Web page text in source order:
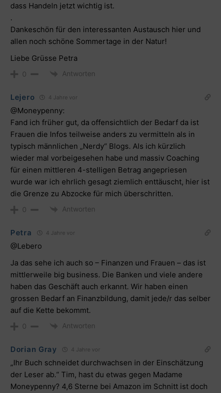
dass Handeln jetzt wichtig ist.
.
Dankeschön für den interessanten Austausch hier und
allen noch schöne Sommertage in der Natur!
Liebe Grüsse Petra
0 Antworten
Lejero 4 Jahre vor
@Moneypenny:
Fand ich früher gut, da offensichtlich der Bedarf da ist
Frauen die Infos teilweise anders zu vermitteln als in
typisch männlichen „Nerdy“ Blogs. Als ich kürzlich
wieder mal vorbeigesehen habe und massiv Coaching
für einen mittleren 4-stelligen Betrag angepriesen
wurde war ich ehrlich gesagt ziemlich enttäuscht, hier ist
die Grenze zu Abzocke für mich überschritten.
0 Antworten
Petra 4 Jahre vor
@Lebero
Ja das sehe ich auch so – Finanzen und Frauen – das ist
mittlerweile big business. Die Banken und viele andere
haben das Geschäft auch erkannt. Wir haben einen
grossen Bedarf an Finanzbildung, damit jede/r das selber
auf die Kette bekommt.
0 Antworten
Dorian Gray 4 Jahre vor
„Ihr Buch schneidet durchwachsen in der Einschätzung
der Leser ab.“ Tim, hast du etwas gegen Madame
Moneypenny? 4,6 Sterne bei Amazon im Schnitt ist doch